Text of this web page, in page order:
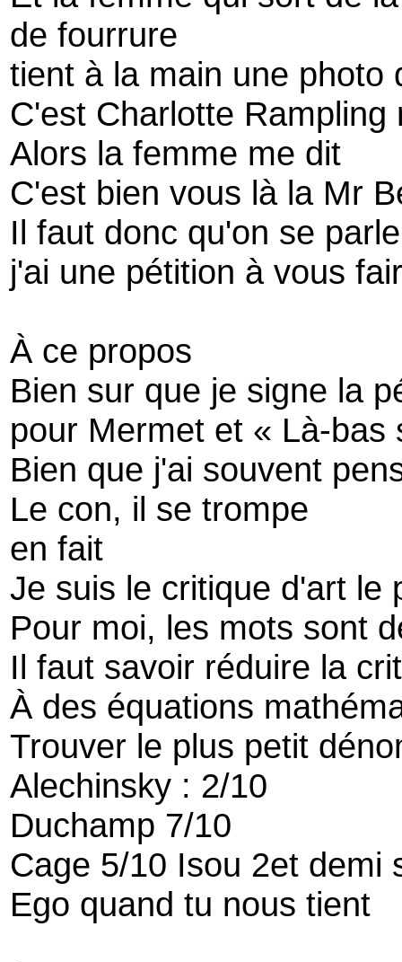
de fourrure
tient à la main une photo
C'est Charlotte Rampling
Alors la femme me dit
C'est bien vous là la Mr
Il faut donc qu'on se
j'ai une pétition à vous
À ce propos
Bien sur que je signe la
pour Mermet et « Là-bas
Bien que j'ai souvent
Le con, il se trompe
en fait
Je suis le critique d'art le
Pour moi, les mots sont
Il faut savoir réduire la
À des équations
Trouver le plus petit
Alechinsky : 2/10
Duchamp 7/10
Cage 5/10 Isou 2et demi
Ego quand tu nous tient